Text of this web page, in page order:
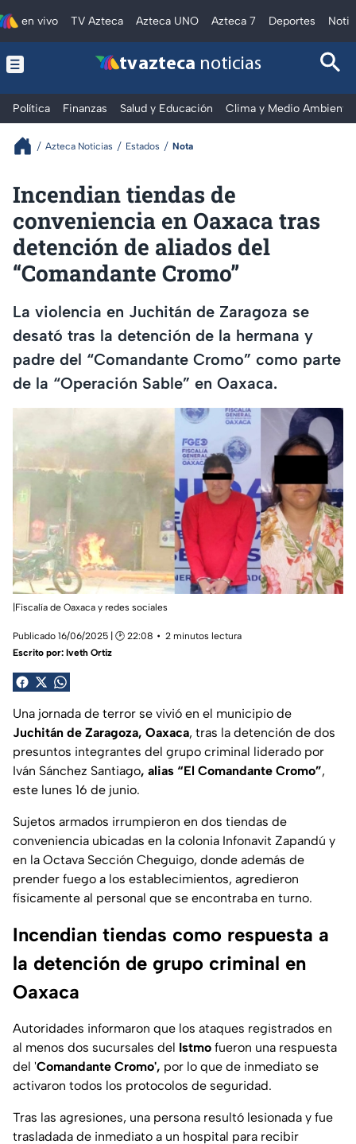
en vivo TV Azteca Azteca UNO Azteca 7 Deportes
tv azteca noticias
Política Finanzas Salud y Educación Clima y Medio Ambiente
Azteca Noticias Estados Nota
Incendian tiendas de
conveniencia en Oaxaca tras
detención de aliados del
“Comandante Cromo”
La violencia en Juchitán de Zaragoza se
desató tras la detención de la hermana y
padre del “Comandante Cromo” como parte
de la “Operación Sable” en Oaxaca.
|Fiscalía de Oaxaca y redes sociales
Publicado 16/06/2025 | 🕑 22:08
2 minutos lectura
Escrito por: Iveth Ortiz
Una jornada de terror se vivió en el municipio de
Juchitán de Zaragoza, Oaxaca, tras la detención de dos
presuntos integrantes del grupo criminal liderado por
Iván Sánchez Santiago, alias “El Comandante Cromo”,
este lunes 16 de junio.
Sujetos armados irrumpieron en dos tiendas de
conveniencia ubicadas en la colonia Infonavit Zapandú y
en la Octava Sección Cheguigo, donde además de
prender fuego a los establecimientos, agredieron
físicamente al personal que se encontraba en turno.
Incendian tiendas como respuesta a
la detención de grupo criminal en
Oaxaca
Autoridades informaron que los ataques registrados en
al menos dos sucursales del Istmo fueron una respuesta
del 'Comandante Cromo', por lo que de inmediato se
activaron todos los protocolos de seguridad.
Tras las agresiones, una persona resultó lesionada y fue
trasladada de inmediato a un hospital para recibir